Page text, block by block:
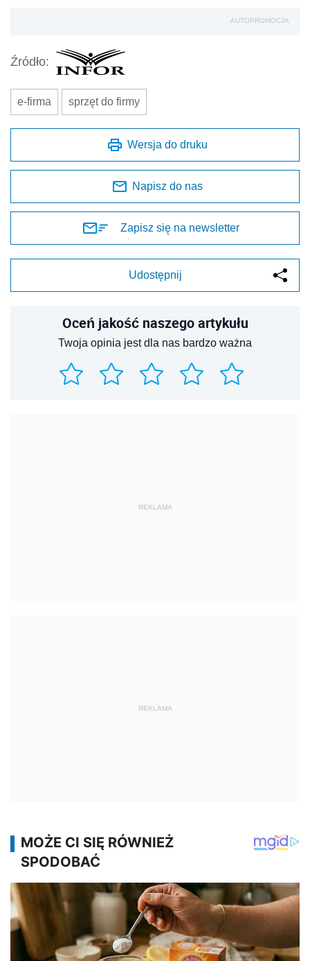
AUTOPROMOCJA
Źródło:
e-firma sprzęt do firmy
Wersja do druku
Napisz do nas
Zapisz się na newsletter
Udostępnij
Oceń jakość naszego artykułu
Twoja opinia jest dla nas bardzo ważna
REKLAMA
REKLAMA